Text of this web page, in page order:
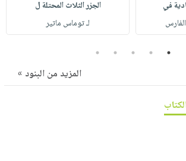
في
الجزر الثلاث المحتلة ل
لـ توماس ماتير
1
2
3
4
5
المزيد من البنود »